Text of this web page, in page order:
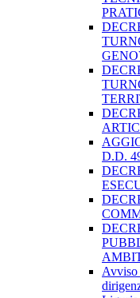
D.D.
Avviso